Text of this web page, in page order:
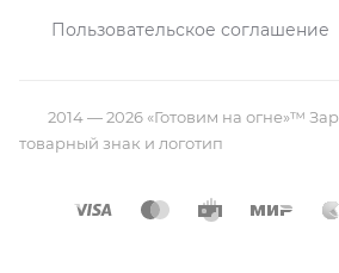
Пользовательское соглашение
2014 — 2026 «Готовим на огне»™
товарный знак и логотип